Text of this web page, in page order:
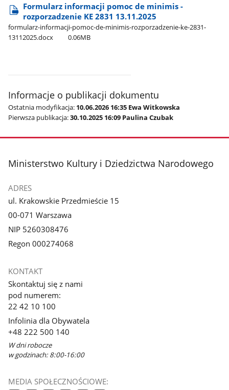
Formularz informacji pomoc de minimis -
rozporzadzenie KE 2831 13.11.2025
formularz-informacji-pomoc-de-minimis-rozporzadzenie-ke-2831-
13112025.docx
0.06MB
Informacje o publikacji dokumentu
Ostatnia modyfikacja: 10.06.2026 16:35 Ewa Witkowska
Pierwsza publikacja:30.10.2025 16:09 Paulina Czubak
stopka
Ministerstwo Kultury i Dziedzictwa Narodowego
ADRES
ul. Krakowskie Przedmieście 15
00-071 Warszawa
NIP 5260308476
Regon 000274068
KONTAKT
Skontaktuj się z nami
pod numerem:
22 42 10 100
Infolinia dla Obywatela
+48 222 500 140
W dni robocze
w godzinach: 8:00-16:00
MEDIA SPOŁECZNOŚCIOWE: